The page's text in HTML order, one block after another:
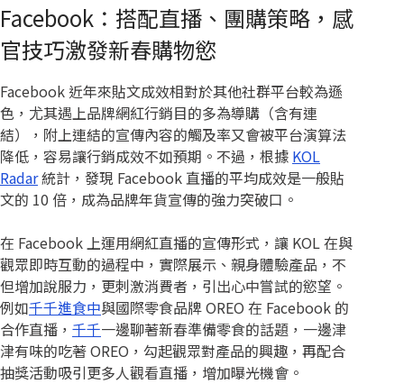
Facebook：搭配直播、團購策略，感
官技巧激發新春購物慾
Facebook 近年來貼文成效相對於其他社群平台較為遜
色，尤其遇上品牌網紅行銷目的多為導購（含有連
結），附上連結的宣傳內容的觸及率又會被平台演算法
降低，容易讓行銷成效不如預期。不過，根據 KOL
Radar統計，發現 Facebook 直播的平均成效是一般貼
文的 10 倍，成為品牌年貨宣傳的強力突破口。
在 Facebook 上運用網紅直播的宣傳形式，讓 KOL 在與
觀眾即時互動的過程中，實際展示、親身體驗產品，不
但增加說服力，更刺激消費者，引出心中嘗試的慾望。
例如千千進食中與國際零食品牌 OREO 在 Facebook 的
合作直播， 千千一邊聊著新春準備零食的話題，一邊津
津有味的吃著 OREO，勾起觀眾對產品的興趣，再配合
抽獎活動吸引更多人觀看直播，增加曝光機會。